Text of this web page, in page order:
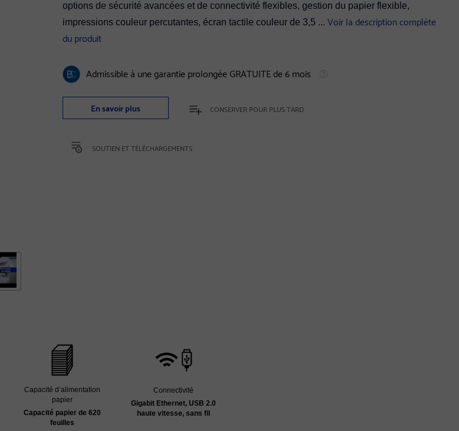
options de sécurité avancées et de connectivité flexibles, gestion du papier flexible,
impressions couleur percutantes, écran tactile couleur de 3,5 ... Voir la description complète
du produit
Admissible à une garantie prolongée GRATUITE de 6 mois
En savoir plus CONSERVER POUR PLUS TARD
SOUTIEN ET TÉLÉCHARGEMENTS
Capacité d’alimentation
papier
Capacité papier de 620
feuilles
Connectivité
Gigabit Ethernet, USB 2.0
haute vitesse, sans fil